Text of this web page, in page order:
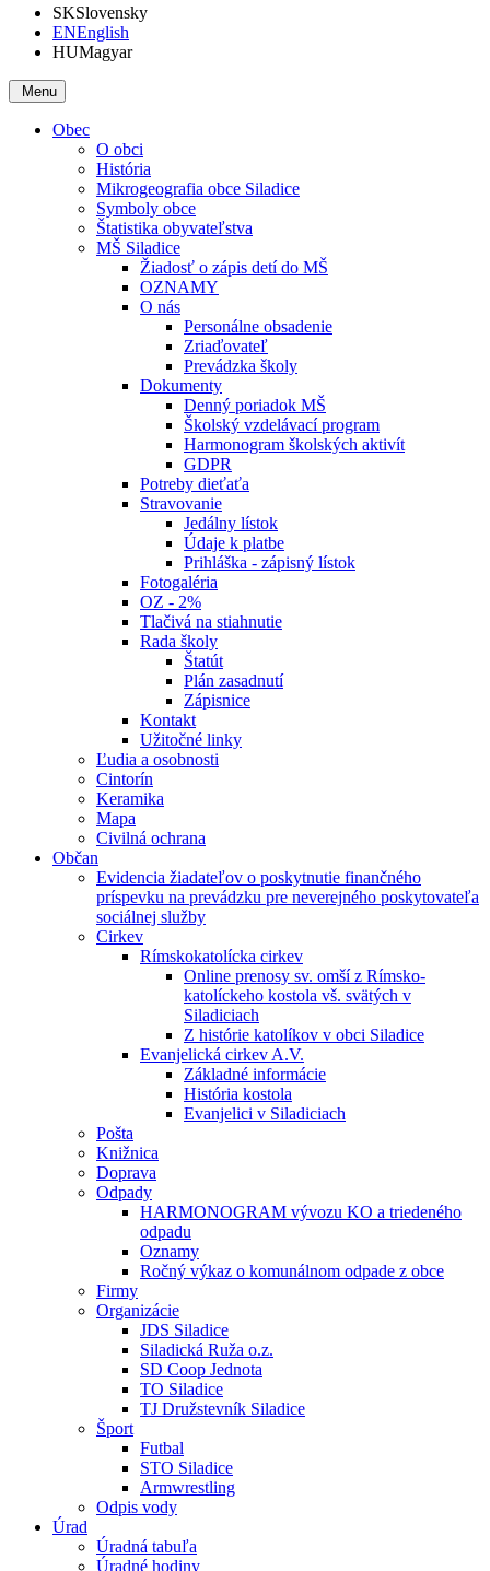
SKSlovensky
ENEnglish
HUMagyar
Menu
Obec
O obci
História
Mikrogeografia obce Siladice
Symboly obce
Štatistika obyvateľstva
MŠ Siladice
Žiadosť o zápis detí do MŠ
OZNAMY
O nás
Personálne obsadenie
Zriaďovateľ
Prevádzka školy
Dokumenty
Denný poriadok MŠ
Školský vzdelávací program
Harmonogram školských aktivít
GDPR
Potreby dieťaťa
Stravovanie
Jedálny lístok
Údaje k platbe
Prihláška - zápisný lístok
Fotogaléria
OZ - 2%
Tlačivá na stiahnutie
Rada školy
Štatút
Plán zasadnutí
Zápisnice
Kontakt
Užitočné linky
Ľudia a osobnosti
Cintorín
Keramika
Mapa
Civilná ochrana
Občan
Evidencia žiadateľov o poskytnutie finančného
príspevku na prevádzku pre neverejného poskytovateľa
sociálnej služby
Cirkev
Rímskokatolícka cirkev
Online prenosy sv. omší z Rímsko-
katolíckeho kostola vš. svätých v
Siladiciach
Z histórie katolíkov v obci Siladice
Evanjelická cirkev A.V.
Základné informácie
História kostola
Evanjelici v Siladiciach
Pošta
Knižnica
Doprava
Odpady
HARMONOGRAM vývozu KO a triedeného
odpadu
Oznamy
Ročný výkaz o komunálnom odpade z obce
Firmy
Organizácie
JDS Siladice
Siladická Ruža o.z.
SD Coop Jednota
TO Siladice
TJ Družstevník Siladice
Šport
Futbal
STO Siladice
Armwrestling
Odpis vody
Úrad
Úradná tabuľa
Úradné hodiny